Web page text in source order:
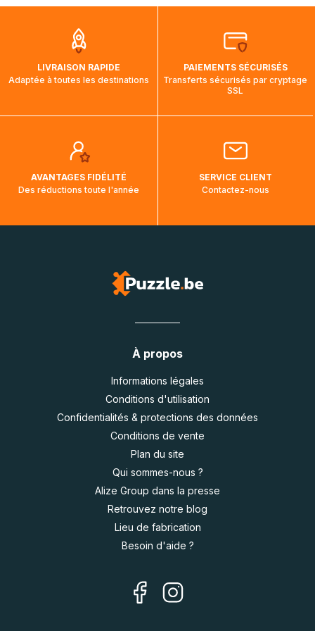
aura touché terre.
LIVRAISON RAPIDE
Adaptée à toutes les destinations
PAIEMENTS SÉCURISÉS
Transferts sécurisés par cryptage
SSL
AVANTAGES FIDÉLITÉ
Des réductions toute l'année
SERVICE CLIENT
Contactez-nous
À propos
Informations légales
Conditions d'utilisation
Confidentialités & protections des données
Conditions de vente
Plan du site
Qui sommes-nous ?
Alize Group dans la presse
Retrouvez notre blog
Lieu de fabrication
Besoin d'aide ?